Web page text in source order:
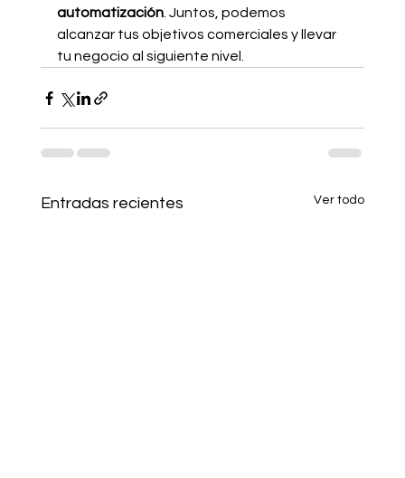
automatización. Juntos, podemos
alcanzar tus objetivos comerciales y llevar
tu negocio al siguiente nivel.
Entradas recientes Ver todo